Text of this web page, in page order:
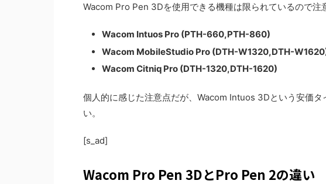
Wacom Pro Pen 3Dを使用できる機種は限られているので注
Wacom Intuos Pro (PTH-660,PTH-860)
Wacom MobileStudio Pro (DTH-W1320,DTH-
Wacom Citniq Pro (DTH-1320,DTH-1620)
個人的に感じた注意点だが、Wacom Intuos 3Dという安価
い。
[s_ad]
Wacom Pro Pen 3DとPro Pen 2の違い